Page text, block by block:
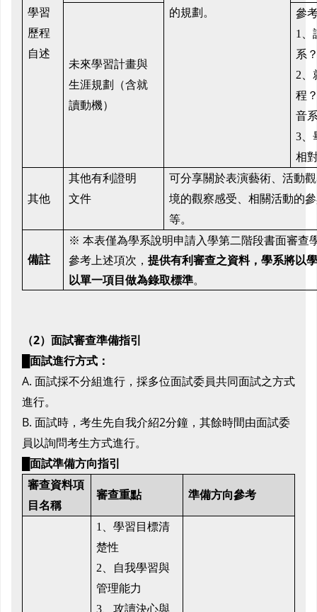
學習
歷程
自述
的規劃。
未來學習計畫與
生涯規劃（含就
讀動機）
參
1、
系
2、
程
音
3、
相
其他
其他有利證明
文件
可分享關於表演藝術、活動
境的觀察感受、相關活動的
等。
備註
※ 本表僅為學系說明申請入學第二階段書面審查
參考上述項次，提供有利審查之資料，學系將以
以單一項目做為錄取標準。
（2）面試審查準備指引
█面試進行方式：
A. 面試採不分組進行，採多位面試委員共同面試之方式
進行。
B. 面試時，考生先自我介紹2分鐘，其餘時間由面試委
員以詢問考生方式進行。
█面試準備方向指引
審查資料項
目名稱
審查重點 準備方向參考
1、學習目標清
楚性
2、
自我學習與
管理能力
3、攻讀決心與